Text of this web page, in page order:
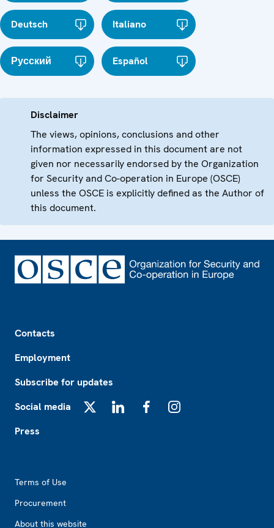
Deutsch Italiano
Русский Español
Disclaimer
The views, opinions, conclusions and other
information expressed in this document are not
given nor necessarily endorsed by the Organization
for Security and Co-operation in Europe (OSCE)
unless the OSCE is explicitly defined as the Author of
this document.
Contacts
Employment
Subscribe for updates
Social media
Press
Terms of Use
Procurement
About this website